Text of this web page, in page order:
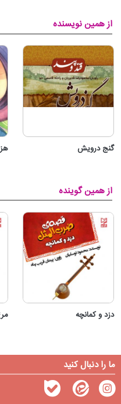
از همین نویسنده
گنج درویش
از همین گوینده
دزد و کمانچه
ما را دنبال کنید